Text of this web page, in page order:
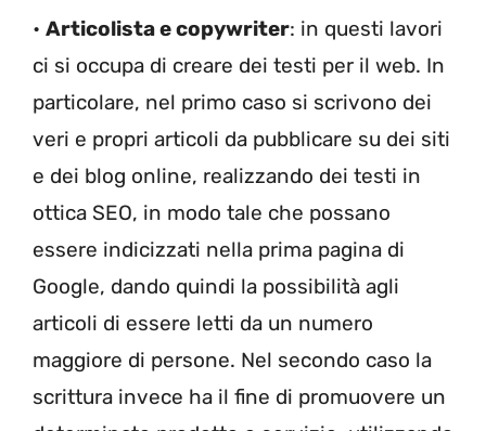
• Articolista e copywriter: in questi lavori
ci si occupa di creare dei testi per il web. In
particolare, nel primo caso si scrivono dei
veri e propri articoli da pubblicare su dei siti
e dei blog online, realizzando dei testi in
ottica SEO, in modo tale che possano
essere indicizzati nella prima pagina di
Google, dando quindi la possibilità agli
articoli di essere letti da un numero
maggiore di persone. Nel secondo caso la
scrittura invece ha il fine di promuovere un